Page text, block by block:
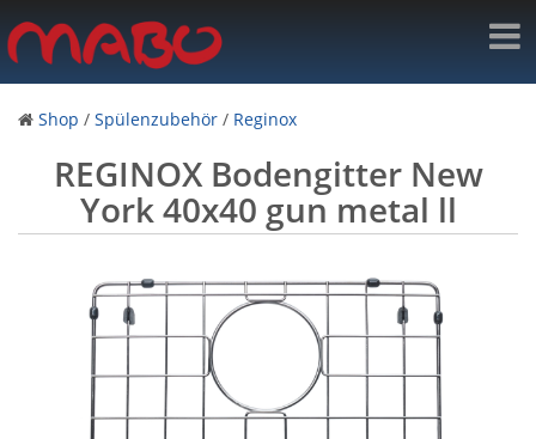
Shop / Spülenzubehör / Reginox
REGINOX Bodengitter New
York 40x40 gun metal ll